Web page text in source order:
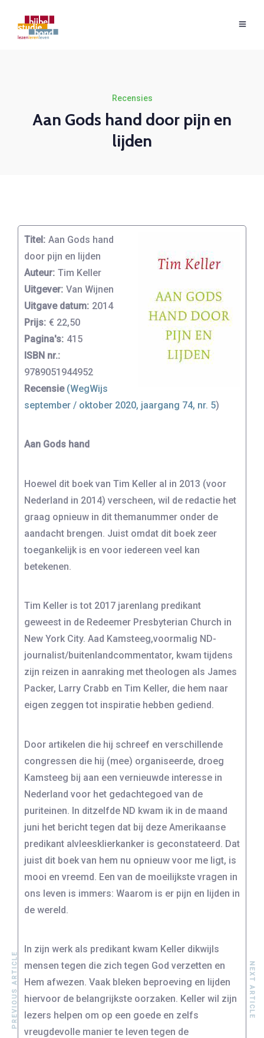
Recensies
Aan Gods hand door pijn en
lijden
Titel: Aan Gods hand
door pijn en lijden
Auteur: Tim Keller
Uitgever: Van Wijnen
Uitgave datum: 2014
Prijs: € 22,50
Pagina's: 415
ISBN nr.:
9789051944952
Recensie (WegWijs
september / oktober 2020, jaargang 74, nr. 5)
Aan Gods hand
Hoewel dit boek van Tim Keller al in 2013 (voor
Nederland in 2014) verscheen, wil de redactie het
graag opnieuw in dit themanummer onder de
aandacht brengen. Juist omdat dit boek zeer
toegankelijk is en voor iedereen veel kan
betekenen.
Tim Keller is tot 2017 jarenlang predikant
geweest in de Redeemer Presbyterian Church in
New York City. Aad Kamsteeg,voormalig ND-
journalist/buitenlandcommentator, kwam tijdens
zijn reizen in aanraking met theologen als James
Packer, Larry Crabb en Tim Keller, die hem naar
eigen zeggen tot inspiratie hebben gediend.
Door artikelen die hij schreef en verschillende
congressen die hij (mee) organiseerde, droeg
Kamsteeg bij aan een vernieuwde interesse in
Nederland voor het gedachtegoed van de
puriteinen. In ditzelfde ND kwam ik in de maand
juni het bericht tegen dat bij deze Amerikaanse
predikant alvleesklierkanker is geconstateerd. Dat
juist dit boek van hem nu opnieuw voor me ligt, is
mooi en vreemd. Een van de moeilijkste vragen in
ons leven is immers: Waarom is er pijn en lijden in
de wereld.
In zijn werk als predikant kwam Keller dikwijls
mensen tegen die zich tegen God verzetten en
Hem afwezen. Vaak bleken beproeving en lijden
hiervoor de belangrijkste oorzaken. Keller wil zijn
lezers helpen om op een goede en zelfs
vreugdevolle manier te leven tegen de
PREVIOUS ARTICLE NEXT ARTICLE